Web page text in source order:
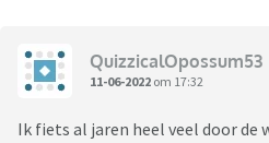
QuizzicalOpossum53
11-06-2022 om 17:32
Ik fiets al jaren heel veel door de